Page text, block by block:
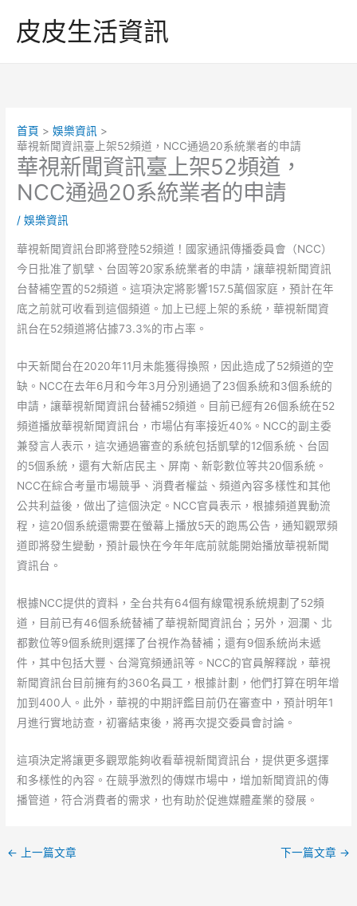
皮皮生活資訊
首頁
娛樂資訊
華視新聞資訊臺上架52頻道，NCC通過20系統業者的申請
華視新聞資訊臺上架52頻道，
NCC通過20系統業者的申請
/娛樂資訊
華視新聞資訊台即將登陸52頻道！國家通訊傳播委員會（NCC）
今日批准了凱擘、台固等20家系統業者的申請，讓華視新聞資訊
台替補空置的52頻道。這項決定將影響157.5萬個家庭，預計在年
底之前就可收看到這個頻道。加上已經上架的系統，華視新聞資
訊台在52頻道將佔據73.3%的市占率。
中天新聞台在2020年11月未能獲得換照，因此造成了52頻道的空
缺。NCC在去年6月和今年3月分別通過了23個系統和3個系統的
申請，讓華視新聞資訊台替補52頻道。目前已經有26個系統在52
頻道播放華視新聞資訊台，市場佔有率接近40%。NCC的副主委
兼發言人表示，這次通過審查的系統包括凱擘的12個系統、台固
的5個系統，還有大新店民主、屏南、新彰數位等共20個系統。
NCC在綜合考量市場競爭、消費者權益、頻道內容多樣性和其他
公共利益後，做出了這個決定。NCC官員表示，根據頻道異動流
程，這20個系統還需要在螢幕上播放5天的跑馬公告，通知觀眾頻
道即將發生變動，預計最快在今年年底前就能開始播放華視新聞
資訊台。
根據NCC提供的資料，全台共有64個有線電視系統規劃了52頻
道，目前已有46個系統替補了華視新聞資訊台；另外，洄瀾、北
都數位等9個系統則選擇了台視作為替補；還有9個系統尚未遞
件，其中包括大豐、台灣寬頻通訊等。NCC的官員解釋說，華視
新聞資訊台目前擁有約360名員工，根據計劃，他們打算在明年增
加到400人。此外，華視的中期評鑑目前仍在審查中，預計明年1
月進行實地訪查，初審結束後，將再次提交委員會討論。
這項決定將讓更多觀眾能夠收看華視新聞資訊台，提供更多選擇
和多樣性的內容。在競爭激烈的傳媒市場中，增加新聞資訊的傳
播管道，符合消費者的需求，也有助於促進媒體產業的發展。
← 上一篇文章 下一篇文章 →